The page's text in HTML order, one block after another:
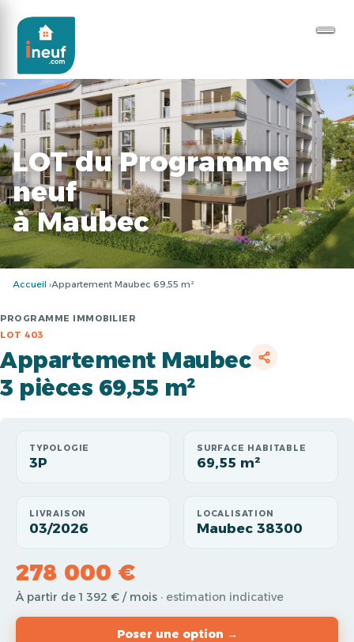
LOT du Programme
neuf
à Maubec
Accueil Appartement Maubec 69,55 m²
PROGRAMME IMMOBILIER
LOT 403
Appartement Maubec
3 pièces 69,55 m²
TYPOLOGIE
3P
SURFACE HABITABLE
69,55 m²
LIVRAISON
03/2026
LOCALISATION
Maubec 38300
278 000 €
À partir de 1 392 € / mois · estimation indicative
Poser une option →